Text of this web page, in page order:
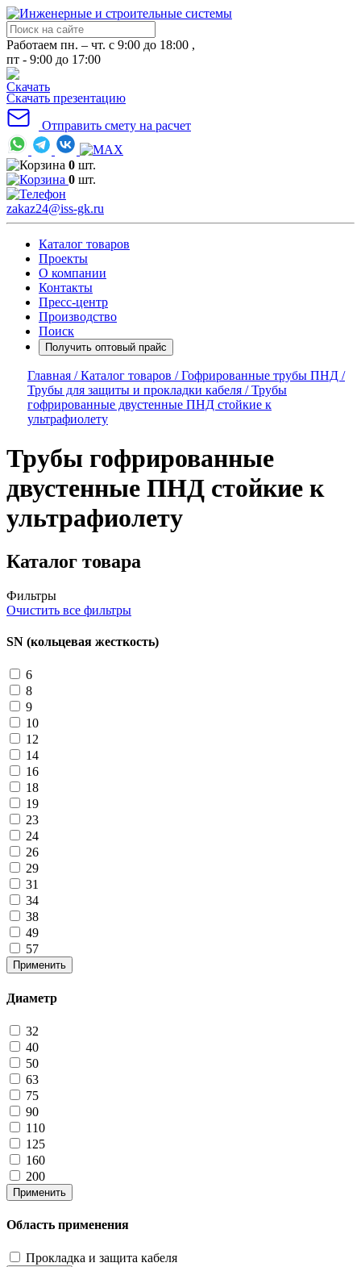
Работаем пн. – чт. с 9:00 до 18:00 ,
пт - 9:00 до 17:00
Скачать презентацию
Отправить смету на расчет
0 шт.
0 шт.
zakaz24@iss-gk.ru
Каталог товаров
Проекты
О компании
Контакты
Пресс-центр
Производство
Поиск
Получить оптовый прайс
Главная /Каталог товаров /Гофрированные трубы ПНД /
Трубы для защиты и прокладки кабеля /Трубы
гофрированные двустенные ПНД стойкие к
ультрафиолету
Трубы гофрированные
двустенные ПНД стойкие к
ультрафиолету
Каталог товара
Фильтры
Очистить все фильтры
SN (кольцевая жесткость)
6
8
9
10
12
14
16
18
19
23
24
26
29
31
34
38
49
57
Применить
Диаметр
32
40
50
63
75
90
110
125
160
200
Применить
Область применения
Прокладка и защита кабеля